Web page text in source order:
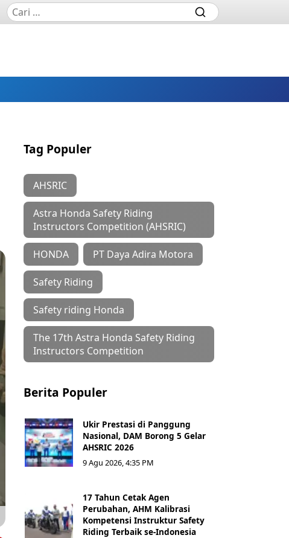
Tag Populer
AHSRIC
Astra Honda Safety Riding
Instructors Competition (AHSRIC)
HONDA PT Daya Adira Motora
Safety Riding
Safety riding Honda
The 17th Astra Honda Safety Riding
Instructors Competition
Berita Populer
Ukir Prestasi di Panggung
Nasional, DAM Borong 5 Gelar
AHSRIC 2026
9 Agu 2026, 4:35 PM
17 Tahun Cetak Agen
Perubahan, AHM Kalibrasi
Kompetensi Instruktur Safety
Riding Terbaik se-Indonesia